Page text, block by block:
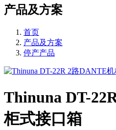
产品及方案
首页
产品及方案
停产产品
Thinuna DT-
柜式接口箱